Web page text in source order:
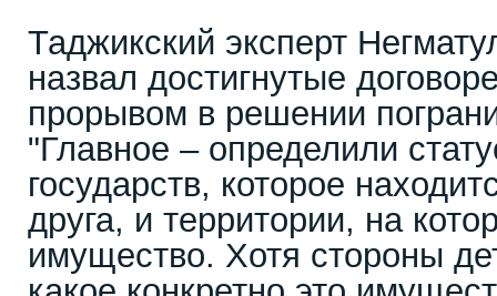
Таджикский эксперт
назвал достигнутые
прорывом в решении
"Главное – определили
государств, которое
друга, и территории, на
имущество. Хотя стороны